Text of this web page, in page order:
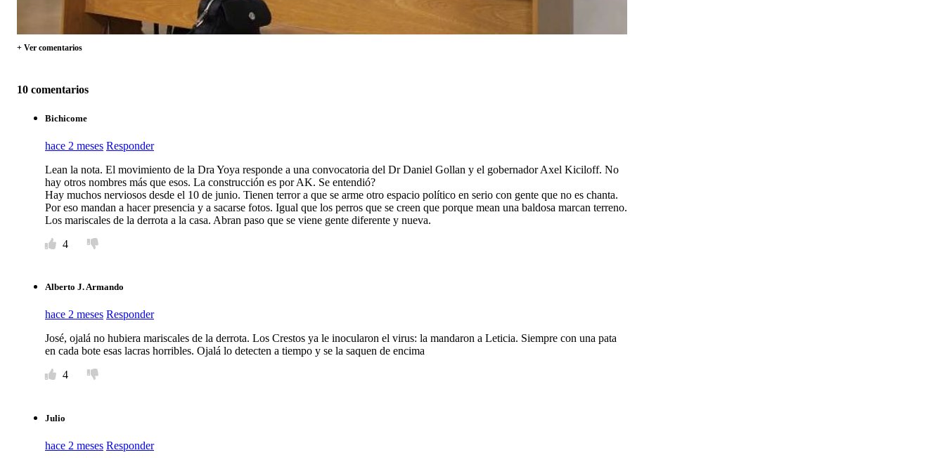
+ Ver comentarios
10 comentarios
Bichicome
hace 2 meses Responder
Lean la nota. El movimiento de la Dra Yoya responde a una convocatoria del Dr Daniel Gollan y el gobernador Axel Kiciloff. No
hay otros nombres más que esos. La construcción es por AK. Se entendió?
Hay muchos nerviosos desde el 10 de junio. Tienen terror a que se arme otro espacio político en serio con gente que no es chanta.
Por eso mandan a hacer presencia y a sacarse fotos. Igual que los perros que se creen que porque mean una baldosa marcan terreno.
Los mariscales de la derrota a la casa. Abran paso que se viene gente diferente y nueva.
4
Alberto J. Armando
hace 2 meses Responder
José, ojalá no hubiera mariscales de la derrota. Los Crestos ya le inocularon el virus: la mandaron a Leticia. Siempre con una pata
en cada bote esas lacras horribles. Ojalá lo detecten a tiempo y se la saquen de encima
4
Julio
hace 2 meses Responder